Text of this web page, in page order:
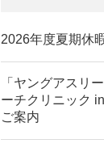
2026年度夏期休
「ヤングアスリ
ーチクリニック
ご案内